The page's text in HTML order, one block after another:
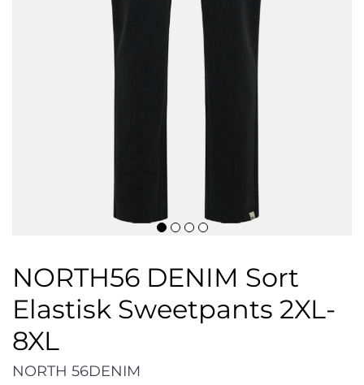
NORTH56 DENIM Sort
Elastisk Sweetpants 2XL-
8XL
NORTH 56DENIM